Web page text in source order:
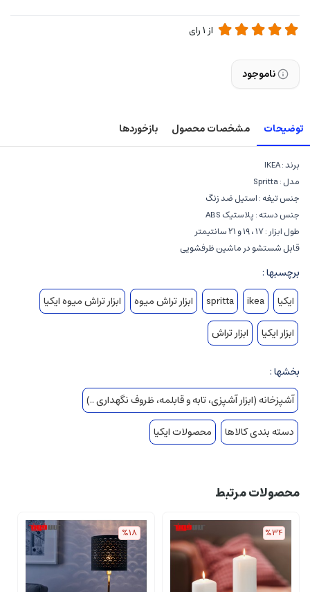
از 1رای
ناموجود
توضیحات مشخصات محصول بازخوردها
برند : IKEA
مدل : Spritta
جنس تیغه : استیل ضد زنگ
جنس دسته : پلاستیک ABS
طول ابزار : ۱۷ ، ۱۹ و ۲۱ سانتیمتر
قابل شستشو در ماشین ظرفشویی
برچسبها :
ایکیا
ikea
spritta ابزار تراش میوه
ابزار تراش میوه ایکیا
ابزار ایکیا
ابزار تراش
بخشها :
آشپزخانه (ابزار آشپزی، تابه و قابلمه، ظروف نگهداری ..)
دسته بندی کالاها
محصولات ایکیا
محصولات مرتبط
%34
%18